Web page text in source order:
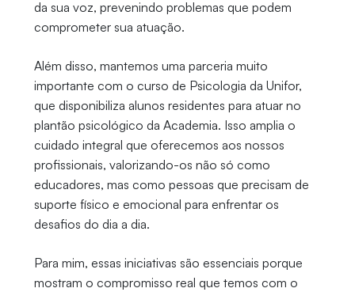
da sua voz, prevenindo problemas que podem
comprometer sua atuação.
Além disso, mantemos uma parceria muito
importante com o curso de Psicologia da Unifor,
que disponibiliza alunos residentes para atuar no
plantão psicológico da Academia. Isso amplia o
cuidado integral que oferecemos aos nossos
profissionais, valorizando-os não só como
educadores, mas como pessoas que precisam de
suporte físico e emocional para enfrentar os
desafios do dia a dia.
Para mim, essas iniciativas são essenciais porque
mostram o compromisso real que temos com o